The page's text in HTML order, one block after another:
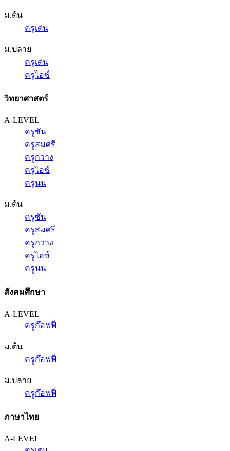
ม.ต้น
ครูเด่น
ม.ปลาย
ครูเด่น
ครูไอซ์
วิทยาศาสตร์
A-LEVEL
ครูซัน
ครูสมศรี
ครูกวาง
ครูไอซ์
ครูนน
ม.ต้น
ครูซัน
ครูสมศรี
ครูกวาง
ครูไอซ์
ครูนน
สังคมศึกษา
A-LEVEL
ครูก๊อฟฟี่
ม.ต้น
ครูก๊อฟฟี่
ม.ปลาย
ครูก๊อฟฟี่
ภาษาไทย
A-LEVEL